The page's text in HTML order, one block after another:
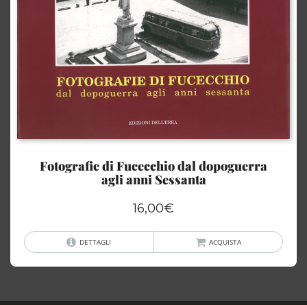
Fotografie di Fucecchio dal dopoguerra
agli anni Sessanta
16,00€
DETTAGLI ACQUISTA